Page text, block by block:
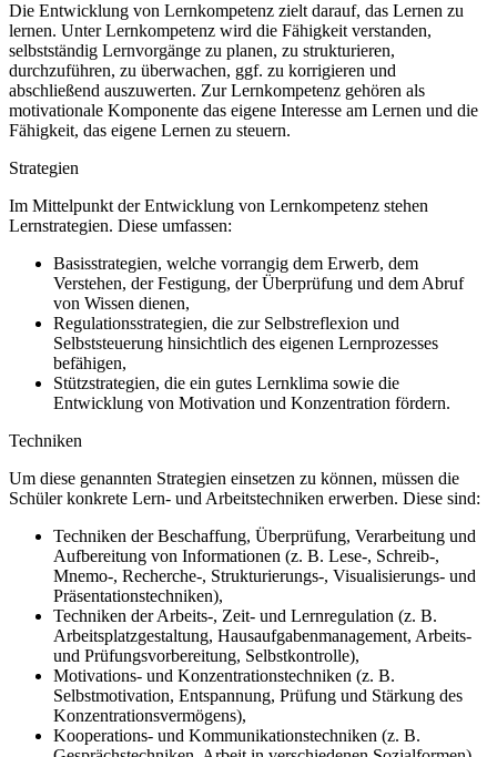
Die Entwicklung von Lernkompetenz zielt darauf, das Lernen zu
lernen. Unter Lernkompetenz wird die Fähigkeit verstanden,
selbstständig Lernvorgänge zu planen, zu strukturieren,
durchzuführen, zu überwachen, ggf. zu korrigieren und
abschließend auszuwerten. Zur Lernkompetenz gehören als
motivationale Komponente das eigene Interesse am Lernen und die
Fähigkeit, das eigene Lernen zu steuern.
Strategien
Im Mittelpunkt der Entwicklung von Lernkompetenz stehen
Lernstrategien. Diese umfassen:
Basisstrategien, welche vorrangig dem Erwerb, dem
Verstehen, der Festigung, der Überprüfung und dem Abruf
von Wissen dienen,
Regulationsstrategien, die zur Selbstreflexion und
Selbststeuerung hinsichtlich des eigenen Lernprozesses
befähigen,
Stützstrategien, die ein gutes Lernklima sowie die
Entwicklung von Motivation und Konzentration fördern.
Techniken
Um diese genannten Strategien einsetzen zu können, müssen die
Schüler konkrete Lern- und Arbeitstechniken erwerben. Diese sind:
Techniken der Beschaffung, Überprüfung, Verarbeitung und
Aufbereitung von Informationen (z. B. Lese-, Schreib-,
Mnemo-, Recherche-, Strukturierungs-, Visualisierungs- und
Präsentationstechniken),
Techniken der Arbeits-, Zeit- und Lernregulation (z. B.
Arbeitsplatzgestaltung, Hausaufgabenmanagement, Arbeits-
und Prüfungsvorbereitung, Selbstkontrolle),
Motivations- und Konzentrationstechniken (z. B.
Selbstmotivation, Entspannung, Prüfung und Stärkung des
Konzentrationsvermögens),
Kooperations- und Kommunikationstechniken (z. B.